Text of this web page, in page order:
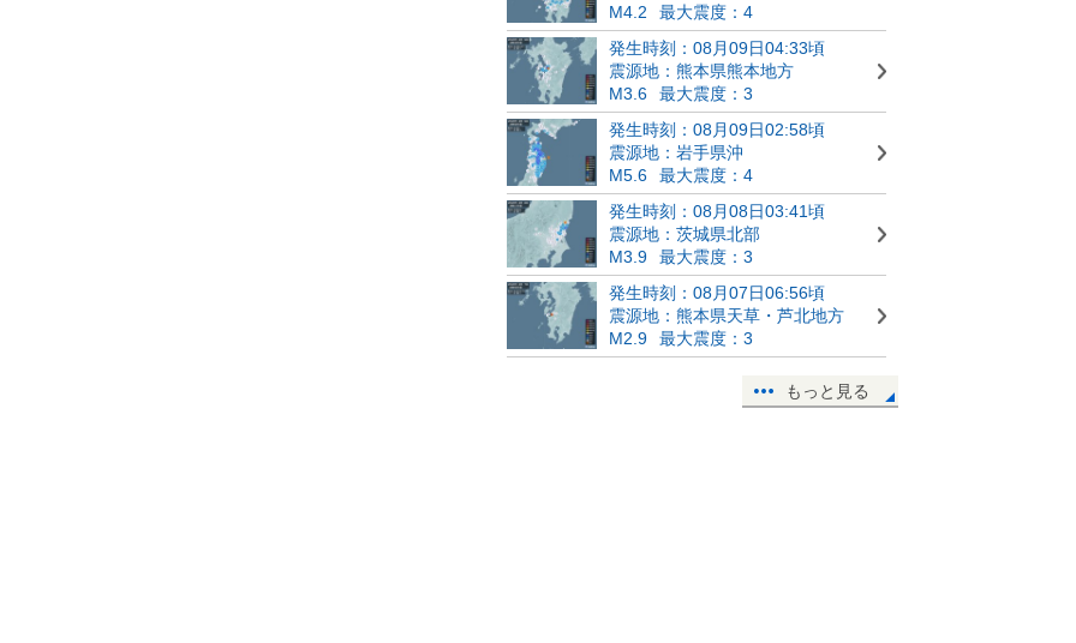
M4.2
最大震度：4
発生時刻：08月09日04:33頃
震源地：熊本県熊本地方
M3.6
最大震度：3
発生時刻：08月09日02:58頃
震源地：岩手県沖
M5.6
最大震度：4
発生時刻：08月08日03:41頃
震源地：茨城県北部
M3.9
最大震度：3
発生時刻：08月07日06:56頃
震源地：熊本県天草・芦北地方
M2.9
最大震度：3
もっと見る